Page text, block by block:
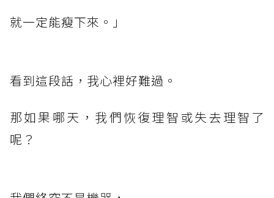
就一定能瘦下來。」
看到這段話，我心裡好難過。
那如果哪天，我們恢復理智或失去理智了
呢？